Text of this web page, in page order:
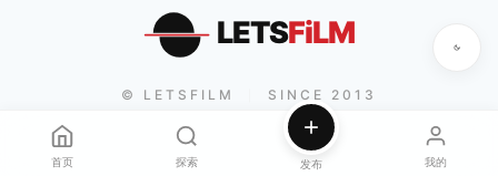
LETSFiLM
© LETSFILM SINCE 2013
首页 探索 发布 我的